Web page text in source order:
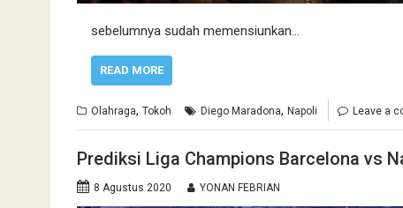
sebelumnya sudah memensiunkan…
READ MORE
Olahraga, Tokoh Diego Maradona, Napoli Leave a
Prediksi Liga Champions Barcelona vs
8 Agustus 2020 YONAN FEBRIAN